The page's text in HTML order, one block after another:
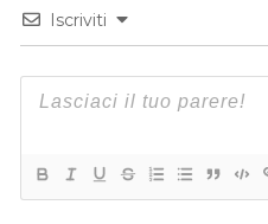
Iscriviti